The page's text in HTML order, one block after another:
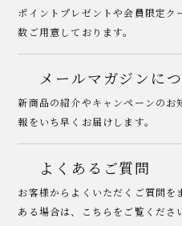
ポイントプレゼントや会員限定
数ご用意しております。
メールマガジンに
新商品の紹介やキャンペーンの
報をいち早くお届けします。
よくあるご質問
お客様からよくいただくご質問を
ある場合は、こちらをご覧くださ